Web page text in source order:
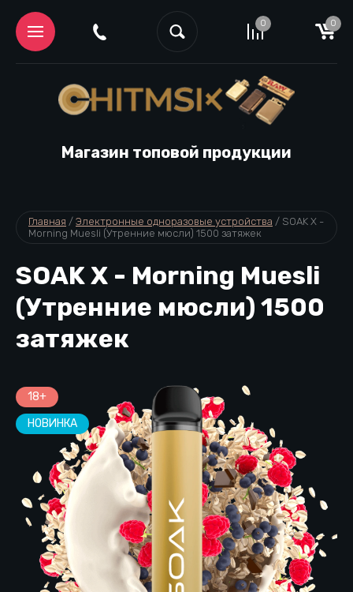
0 0
Магазин топовой продукции
Главная / Электронные одноразовые устройства / SOAK X -
Morning Muesli (Утренние мюсли) 1500 затяжек
SOAK X - Morning Muesli
(Утренние мюсли) 1500
затяжек
18+
НОВИНКА